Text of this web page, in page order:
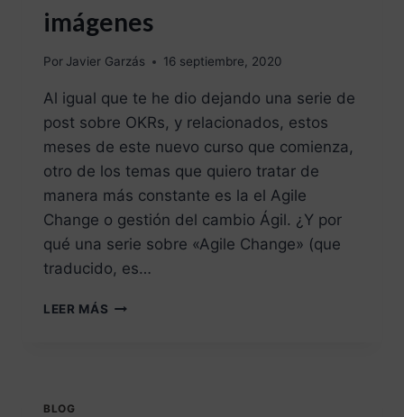
imágenes
Por Javier Garzás 16 septiembre, 2020
Al igual que te he dio dejando una serie de
post sobre OKRs, y relacionados, estos
meses de este nuevo curso que comienza,
otro de los temas que quiero tratar de
manera más constante es la el Agile
Change o gestión del cambio Ágil. ¿Y por
qué una serie sobre «Agile Change» (que
traducido, es…
LEER MÁS
BLOG